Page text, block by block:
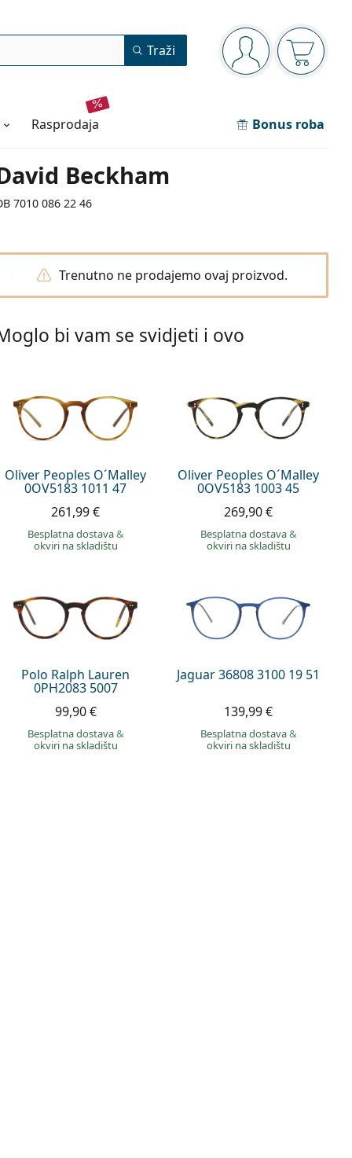
Navigacijska ploča
ste prijavljeni
Traži
rasprodaja Bonus roba
Beckham
7010 086 22 46
Trenutno ne prodajemo ovaj proizvod.
bi vam se svidjeti i ovo
Oliver Peoples O´Malley
0OV5183 1011 47
261,99 €
Besplatna dostava&
okviri na skladištu
Oliver Peoples O´Malley
0OV5183 1003 45
269,90 €
Besplatna dostava&
okviri na skladištu
Polo Ralph Lauren
0PH2083 5007
99,90 €
Besplatna dostava&
okviri na skladištu
Jaguar 36808 3100 19 51
139,99 €
Besplatna dostava&
okviri na skladištu